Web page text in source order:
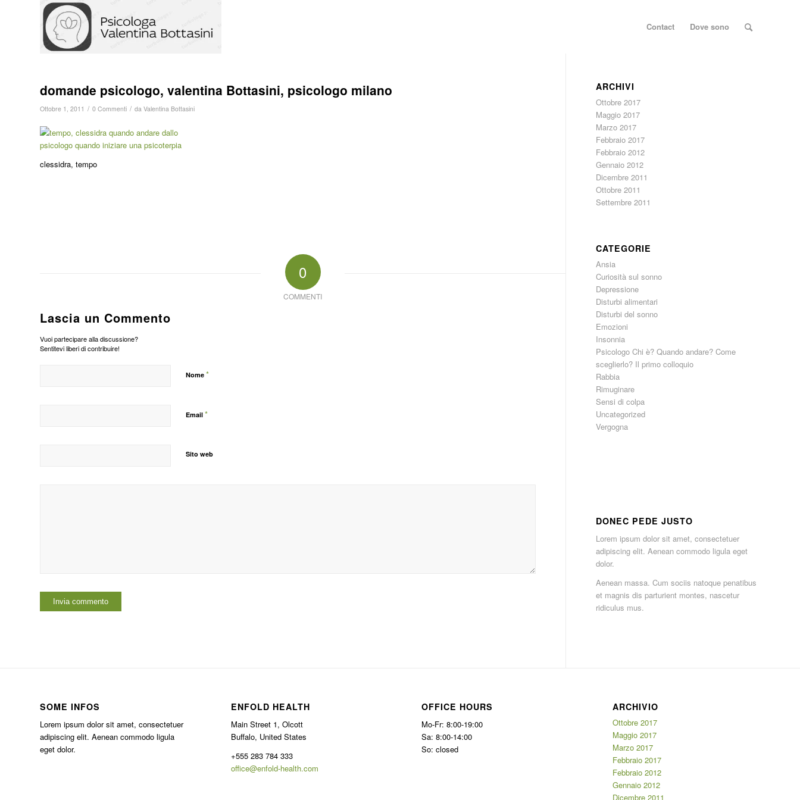
Contact Dove sono
domande psicologo, valentina Bottasini, psicologo milano
Ottobre 1, 2011 / 0 Commenti / da Valentina Bottasini
clessidra, tempo
0
COMMENTI
Lascia un Commento
Vuoi partecipare alla discussione?
Sentitevi liberi di contribuire!
Nome *
Email *
Sito web
ARCHIVI
Ottobre 2017
Maggio 2017
Marzo 2017
Febbraio 2017
Febbraio 2012
Gennaio 2012
Dicembre 2011
Ottobre 2011
Settembre 2011
CATEGORIE
Ansia
Curiosità sul sonno
Depressione
Disturbi alimentari
Disturbi del sonno
Emozioni
Insonnia
Psicologo Chi è? Quando andare? Come
sceglierlo? Il primo colloquio
Rabbia
Rimuginare
Sensi di colpa
Uncategorized
Vergogna
DONEC PEDE JUSTO
Lorem ipsum dolor sit amet, consectetuer
adipiscing elit. Aenean commodo ligula eget
dolor.
Aenean massa. Cum sociis natoque penatibus
et magnis dis parturient montes, nascetur
ridiculus mus.
SOME INFOS
Lorem ipsum dolor sit amet, consectetuer
adipiscing elit. Aenean commodo ligula
eget dolor.
ENFOLD HEALTH
Main Street 1, Olcott
Buffalo, United States
+555 283 784 333
office@enfold-health.com
OFFICE HOURS
Mo-Fr: 8:00-19:00
Sa: 8:00-14:00
So: closed
ARCHIVIO
Ottobre 2017
Maggio 2017
Marzo 2017
Febbraio 2017
Febbraio 2012
Gennaio 2012
Dicembre 2011